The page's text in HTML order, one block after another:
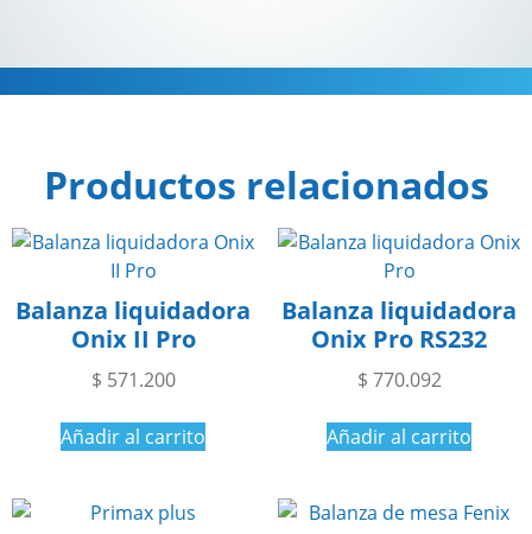
Descripción
Productos relacionados
Balanza liquidadora
Onix II Pro
$ 571.200
Añadir al carrito
Balanza liquidadora
Onix Pro RS232
$ 770.092
Añadir al carrito